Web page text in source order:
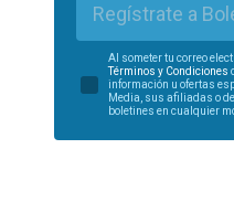
Regístrate a
Al someter tu correo
Términos y Condiciones
información u ofertas
Media, sus afiliadas o
boletines en cualquier